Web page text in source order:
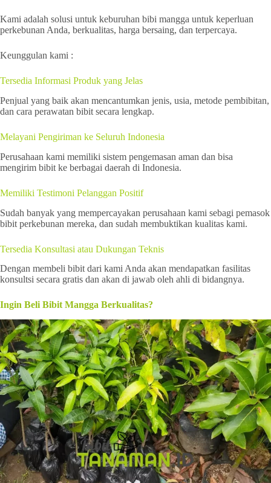
Kami adalah solusi untuk keburuhan bibi mangga untuk keperluan
perkebunan Anda, berkualitas, harga bersaing, dan terpercaya.
Keunggulan kami :
Tersedia Informasi Produk yang Jelas
Penjual yang baik akan mencantumkan jenis, usia, metode pembibitan,
dan cara perawatan bibit secara lengkap.
Melayani Pengiriman ke Seluruh Indonesia
Perusahaan kami memiliki sistem pengemasan aman dan bisa
mengirim bibit ke berbagai daerah di Indonesia.
Memiliki Testimoni Pelanggan Positif
Sudah banyak yang mempercayakan perusahaan kami sebagi pemasok
bibit perkebunan mereka, dan sudah membuktikan kualitas kami.
Tersedia Konsultasi atau Dukungan Teknis
Dengan membeli bibit dari kami Anda akan mendapatkan fasilitas
konsultsi secara gratis dan akan di jawab oleh ahli di bidangnya.
Ingin Beli Bibit Mangga Berkualitas?